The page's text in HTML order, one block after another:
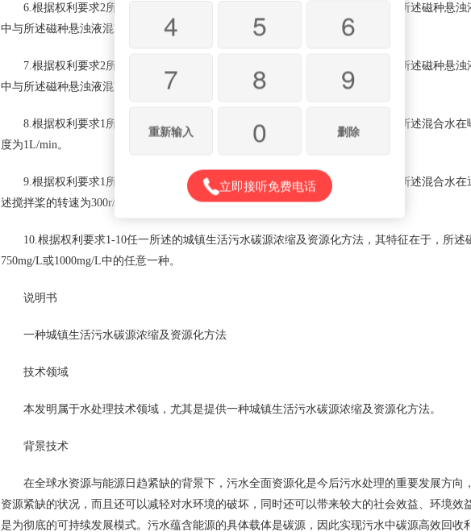
6.根据权利要求2所述的城镇生活污水碳源浓缩及资源化方法，其特征在于，所述磁种悬浊
中与所述磁种悬浊液混凝。
7.根据权利要求2所述的城镇生活污水碳源浓缩及资源化方法，其特征在于，所述磁种悬浊
中与所述磁种悬浊液混凝。
8.根据权利要求1所述的城镇生活污水碳源浓缩及资源化方法，其特征在于，所述混合水在
度为1L/min。
9.根据权利要求1所述的城镇生活污水碳源浓缩及资源化方法，其特征在于，所述混合水在
述搅拌桨的转速为300r/min。
10.根据权利要求1-10任一所述的城镇生活污水碳源浓缩及资源化方法，其特征在于，所述
750mg/L或1000mg/L中的任意一种。
说明书
一种城镇生活污水碳源浓缩及资源化方法
技术领域
本发明属于水处理技术领域，尤其是提供一种城镇生活污水碳源浓缩及资源化方法。
背景技术
在全球水资源与能源日趋紧缺的背景下，污水全面资源化是今后污水处理的重要发展方向
资源紧缺的状况，而且还可以减轻对水环境的破坏，同时还可以带来较大的社会效益、环境
是为彻底的可持续发展模式。污水蕴含能源的具体载体是碳源，因此实现污水中碳源高效回
4
5
6
7
8 9
重新输入 0 删除
立即接听免费电话